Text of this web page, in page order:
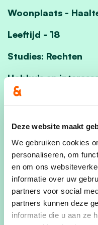
Deze website maakt
We gebruiken cookies
personaliseren, om
en om ons
informatie over uw
partners voor social
partners kunnen deze
informatie die u aan ze
Woonplaats -
Leeftijd - 18
Studies: Rechten
Hobby’s en
Ik speel voetbal bij
vrije tijd ook zo veel
Omschrijf jezelf in
sociaal, grappig,
Je favoriete plekje
waarom?
Warande park: Het
je vrienden kan